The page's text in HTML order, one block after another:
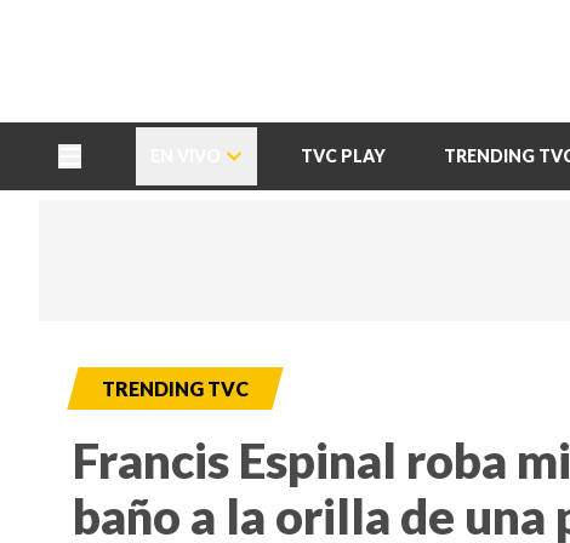
TVC PLAY TRENDING
TRENDING TVC
Francis Espinal roba
baño a la orilla de una